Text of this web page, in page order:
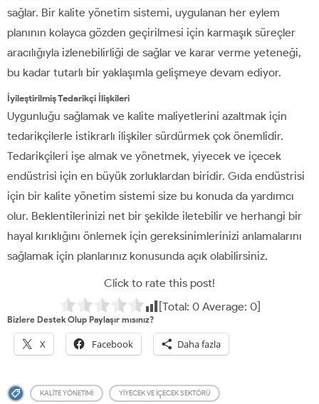
sağlar. Bir kalite yönetim sistemi, uygulanan her eylem
planının kolayca gözden geçirilmesi için karmaşık süreçler
aracılığıyla izlenebilirliği de sağlar ve karar verme yeteneği,
bu kadar tutarlı bir yaklaşımla gelişmeye devam ediyor.
İyileştirilmiş Tedarikçi İlişkileri
Uygunluğu sağlamak ve kalite maliyetlerini azaltmak için
tedarikçilerle istikrarlı ilişkiler sürdürmek çok önemlidir.
Tedarikçileri işe almak ve yönetmek, yiyecek ve içecek
endüstrisi için en büyük zorluklardan biridir. Gıda endüstrisi
için bir kalite yönetim sistemi size bu konuda da yardımcı
olur. Beklentilerinizi net bir şekilde iletebilir ve herhangi bir
hayal kırıklığını önlemek için gereksinimlerinizi anlamalarını
sağlamak için planlarınız konusunda açık olabilirsiniz.
Click to rate this post!
[Total: 0Average: 0]
Bizlere Destek Olup Paylaşır mısınız?
X Facebook Daha fazla
KALITE YÖNETIMI YIYECEK VE IÇECEK SEKTÖRÜ